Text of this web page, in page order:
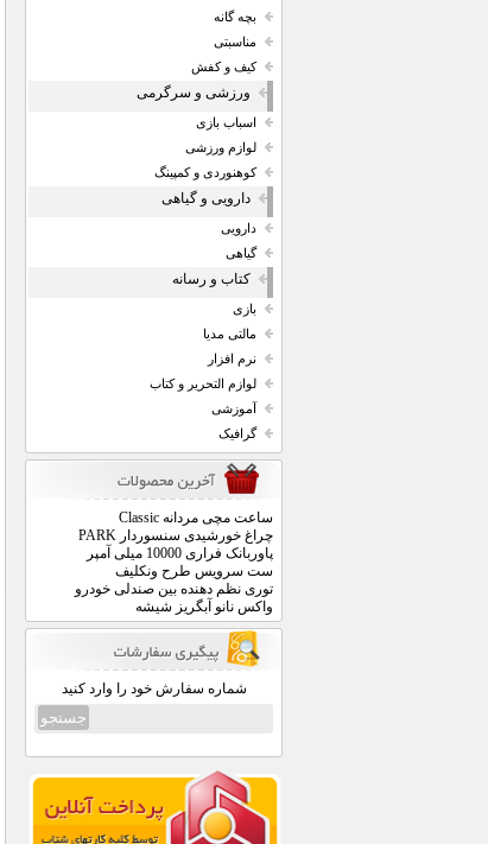
بچه گانه
مناسبتی
کیف و کفش
ورزشی و سرگرمی
اسباب بازی
لوازم ورزشی
کوهنوردی و کمپینگ
دارویی و گیاهی
دارویی
گیاهی
کتاب و رسانه
بازی
مالتی مدیا
نرم افزار
لوازم التحریر و کتاب
آموزشی
گرافیک
ساعت مچی مردانه Classic
چراغ خورشیدی سنسوردار PARK
پاوربانک فراری 10000 میلی آمپر
ست سرویس طرح ونکلیف
توری نظم دهنده بین صندلی خودرو
واکس نانو آبگریز شیشه
شماره سفارش خود را وارد کنید